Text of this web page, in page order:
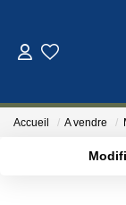
Accueil A vendre